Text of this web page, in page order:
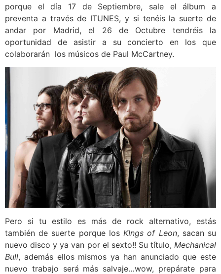
porque el día 17 de Septiembre, sale el álbum a
preventa a través de ITUNES, y si tenéis la suerte de
andar por Madrid, el 26 de Octubre tendréis la
oportunidad de asistir a su concierto en los que
colaborarán los músicos de Paul McCartney.
Pero si tu estilo es más de rock alternativo, estás
también de suerte porque los KIngs of Leon, sacan su
nuevo disco y ya van por el sexto!! Su título, Mechanical
Bull, además ellos mismos ya han anunciado que este
nuevo trabajo será más salvaje…wow, prepárate para